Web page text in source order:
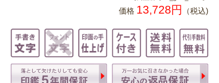
価格 13,728円 （税込)